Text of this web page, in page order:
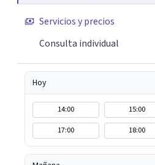
Servicios y precios
Consulta individual
Hoy
14:00 15:00
17:00
18:00